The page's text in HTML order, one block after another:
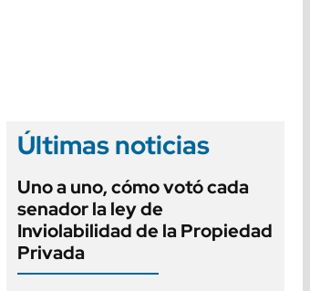
Últimas noticias
Uno a uno, cómo votó cada
senador la ley de
Inviolabilidad de la Propiedad
Privada